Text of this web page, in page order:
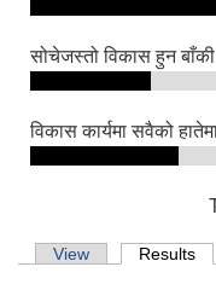
सोचेजस्तो विकास हुन
विकास कार्यमा सवैको
Primary tabs
View Results